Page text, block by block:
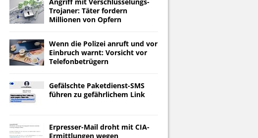
Trojaner: Täter fordern
Millionen von Opfern
Wenn die Polizei anruft und vor
Einbruch warnt: Vorsicht vor
Telefonbetrügern
Gefälschte Paketdienst-SMS
führen zu gefährlichem Link
Erpresser-Mail droht mit CIA-
Ermittlungen wegen